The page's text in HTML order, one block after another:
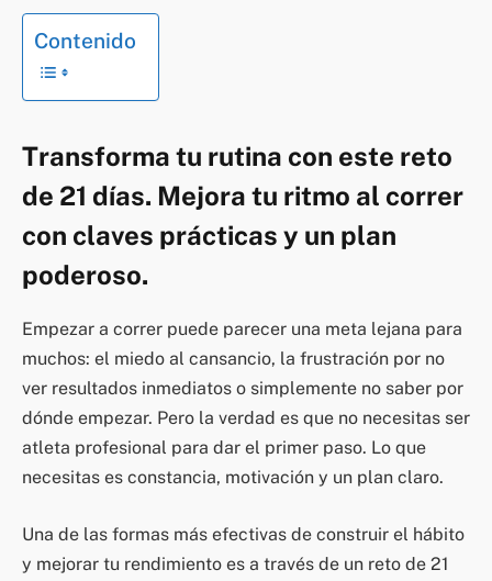
Contenido
Transforma tu rutina con este reto
de 21 días. Mejora tu ritmo al correr
con claves prácticas y un plan
poderoso.
Empezar a correr puede parecer una meta lejana para
muchos: el miedo al cansancio, la frustración por no
ver resultados inmediatos o simplemente no saber por
dónde empezar. Pero la verdad es que no necesitas ser
atleta profesional para dar el primer paso. Lo que
necesitas es constancia, motivación y un plan claro.
Una de las formas más efectivas de construir el hábito
y mejorar tu rendimiento es a través de un reto de 21